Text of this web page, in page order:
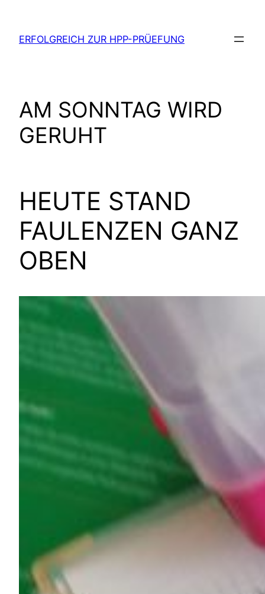
springen
ERFOLGREICH ZUR HPP-PRÜEFUNG
AM SONNTAG WIRD
GERUHT
HEUTE STAND
FAULENZEN GANZ
OBEN